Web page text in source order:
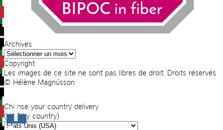
Archives
Archives
Copyright
Les images de ce site ne sont pas libres de droit. Droits réservés
© Hélène Magnússon.
Choose your country delivery
(VAT by country)